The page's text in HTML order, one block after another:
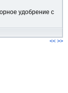
удобрение с
<< >>